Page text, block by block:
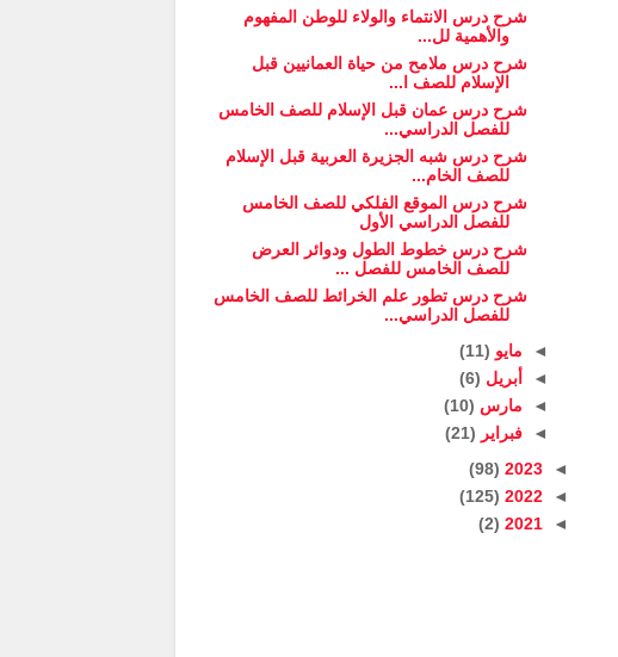
شرح درس الانتماء والولاء للوطن المفهوم
والأهمية لل...
شرح درس ملامح من حياة العمانيين قبل
الإسلام للصف ا...
شرح درس عمان قبل الإسلام للصف الخامس
للفصل الدراسي...
شرح درس شبه الجزيرة العربية قبل الإسلام
للصف الخام...
شرح درس الموقع الفلكي للصف الخامس
للفصل الدراسي الأول
شرح درس خطوط الطول ودوائر العرض
للصف الخامس للفصل ...
شرح درس تطور علم الخرائط للصف الخامس
للفصل الدراسي...
◄ مايو (11)
◄
أبريل (6)
◄ مارس (10)
◄ فبراير (21)
◄
2023
(98)
◄
2022
(125)
◄
2021
(2)